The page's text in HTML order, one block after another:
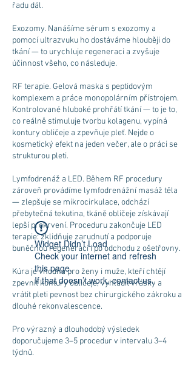
řadu dál.
Exozomy. Nanášíme sérum s exozomy a
pomocí ultrazvuku ho dostáváme hlouběji do
tkání — to urychluje regeneraci a zvyšuje
účinnost všeho, co následuje.
RF terapie. Gelová maska s peptidovým
komplexem a práce monopolárním přístrojem.
Kontrolované hluboké prohřátí tkání — to je to,
co reálně stimuluje tvorbu kolagenu, vypíná
kontury obličeje a zpevňuje pleť. Nejde o
kosmetický efekt na jeden večer, ale o práci se
strukturou pleti.
Lymfodrenáž a LED. Během RF procedury
zároveň provádíme lymfodrenážní masáž těla
— zlepšuje se mikrocirkulace, odchází
přebytečná tekutina, tkáně obličeje získávají
lepší prokrvení. Proceduru zakončuje LED
terapie: zklidňuje zarudnutí a podporuje
buněčnou regeneraci i po odchodu z ošetřovny.
Kúra je vhodná pro ženy i muže, kteří chtějí
zpevnit kontury obličeje, vyhladit vrásky a
vrátit pleti pevnost bez chirurgického zákroku a
dlouhé rekonvalescence.
Pro výrazný a dlouhodobý výsledek
doporučujeme 3–5 procedur v intervalu 3–4
týdnů.
Widget Didn’t Load
Check your internet and refresh
this page.
If that doesn’t work, contact us.